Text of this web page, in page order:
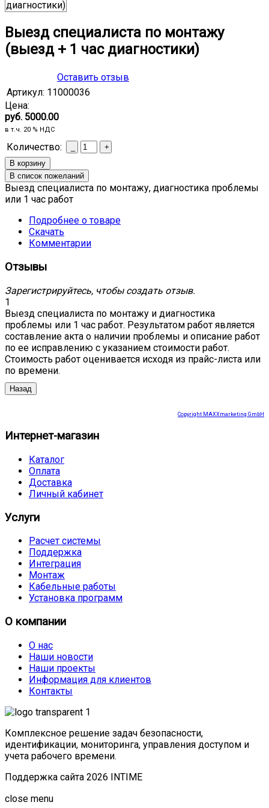
Выезд специалиста по монтажу
(выезд + 1 час диагностики)
Оставить отзыв
Артикул: 11000036
Цена:
руб. 5000.00
в т.ч. 20 % НДС
Количество:
Выезд специалиста по монтажу, диагностика проблемы
или 1 час работ
Подробнее о товаре
Скачать
Комментарии
Отзывы
Зарегистрируйтесь, чтобы создать отзыв.
1
Выезд специалиста по монтажу и диагностика
проблемы или 1 час работ. Результатом работ является
составление акта о наличии проблемы и описание работ
по ее исправлению с указанием стоимости работ.
Стоимость работ оценивается исходя из прайс-листа или
по времени.
Copyright MAXXmarketing GmbH
Интернет-магазин
Каталог
Оплата
Доставка
Личный кабинет
Услуги
Расчет системы
Поддержка
Интеграция
Монтаж
Кабельные работы
Установка программ
О компании
О нас
Наши новости
Наши проекты
Информация для клиентов
Контакты
Комплексное решение задач безопасности,
идентификации, мониторинга, управления доступом и
учета рабочего времени.
Поддержка сайта 2026 INTIME
close menu